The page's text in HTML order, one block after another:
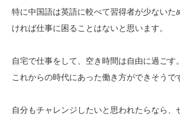
特に中国語は英語に較べて習得者が少ないた
ければ仕事に困ることはないと思います。
自宅で仕事をして、空き時間は自由に過ごす。
これからの時代にあった働き方ができそうで
自分もチャレンジしたいと思われたらなら、